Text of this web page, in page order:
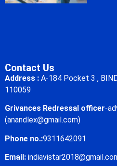
Contact Us
Address : A-184 Pocket 3 ,
110059
Grivances Redressal officer-
(anandlex@gmail.com)
Phone no.:9311642091
Email: